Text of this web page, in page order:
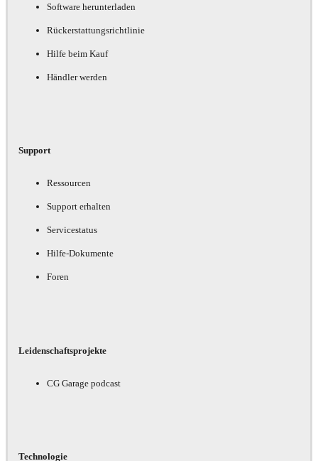
Software herunterladen
Rückerstattungsrichtlinie
Hilfe beim Kauf
Händler werden
Support
Ressourcen
Support erhalten
Servicestatus
Hilfe-Dokumente
Foren
Leidenschaftsprojekte
CG Garage podcast
Technologie